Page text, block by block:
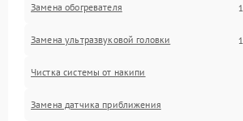
Замена обогревателя
Замена ультразвуковой головки
Чистка системы от накипи
Замена датчика приближения